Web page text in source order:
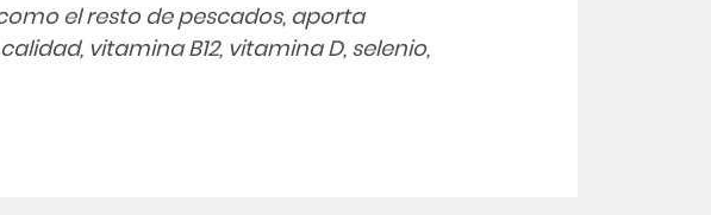
el resto de pescados, aporta
vitamina B12, vitamina D, selenio,